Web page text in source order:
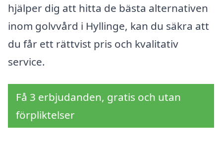
hjälper dig att hitta de bästa alternativen
inom golvvård i Hyllinge, kan du säkra att
du får ett rättvist pris och kvalitativ
service.
Få 3 erbjudanden, gratis och utan
förpliktelser